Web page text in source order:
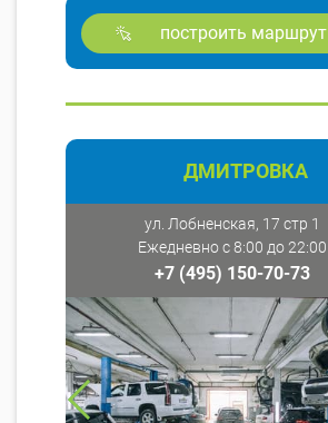
построить маршрут
ДМИТРОВКА
ул. Лобненская, 17 стр 1
Ежедневно с 8:00 до 22:00
+7 (495) 150-70-73